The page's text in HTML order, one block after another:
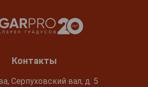
Контакты
Серпуховский вал, д. 5